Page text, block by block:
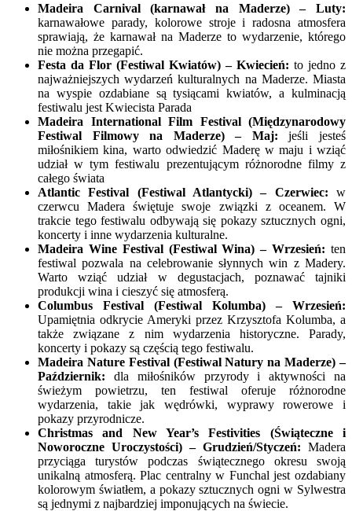
Madeira Carnival (karnawał na Maderze) – Luty:
karnawałowe parady, kolorowe stroje i radosna atmosfera
sprawiają, że karnawał na Maderze to wydarzenie, którego
nie można przegapić.
Festa da Flor (Festiwal Kwiatów) – Kwiecień: to jedno z
najważniejszych wydarzeń kulturalnych na Maderze. Miasta
na wyspie ozdabiane są tysiącami kwiatów, a kulminacją
festiwalu jest Kwiecista Parada
Madeira International Film Festival (Międzynarodowy
Festiwal Filmowy na Maderze) – Maj: jeśli jesteś
miłośnikiem kina, warto odwiedzić Maderę w maju i wziąć
udział w tym festiwalu prezentującym różnorodne filmy z
całego świata
Atlantic Festival (Festiwal Atlantycki) – Czerwiec: w
czerwcu Madera świętuje swoje związki z oceanem. W
trakcie tego festiwalu odbywają się pokazy sztucznych ogni,
koncerty i inne wydarzenia kulturalne.
Madeira Wine Festival (Festiwal Wina) – Wrzesień: ten
festiwal pozwala na celebrowanie słynnych win z Madery.
Warto wziąć udział w degustacjach, poznawać tajniki
produkcji wina i cieszyć się atmosferą.
Columbus Festival (Festiwal Kolumba) – Wrzesień:
Upamiętnia odkrycie Ameryki przez Krzysztofa Kolumba, a
także związane z nim wydarzenia historyczne. Parady,
koncerty i pokazy są częścią tego festiwalu.
Madeira Nature Festival (Festiwal Natury na Maderze) –
Październik: dla miłośników przyrody i aktywności na
świeżym powietrzu, ten festiwal oferuje różnorodne
wydarzenia, takie jak wędrówki, wyprawy rowerowe i
pokazy przyrodnicze.
Christmas and New Year’s Festivities (Świąteczne i
Noworoczne Uroczystości) – Grudzień/Styczeń: Madera
przyciąga turystów podczas świątecznego okresu swoją
unikalną atmosferą. Plac centralny w Funchal jest ozdabiany
kolorowym światłem, a pokazy sztucznych ogni w Sylwestra
są jednymi z najbardziej imponujących na świecie.